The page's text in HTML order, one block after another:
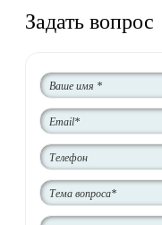
Задать вопрос